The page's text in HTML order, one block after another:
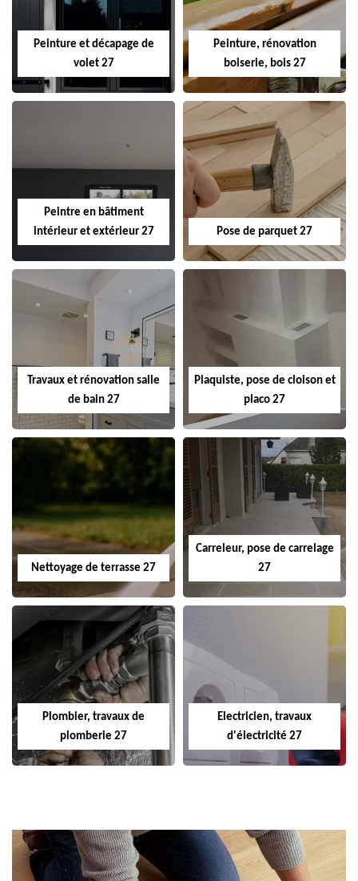
Peinture et décapage de
volet 27
Peinture, rénovation
boiserie, bois 27
Peintre en bâtiment
intérieur et extérieur 27
Pose de parquet 27
Travaux et rénovation salle
de bain 27
Plaquiste, pose de cloison et
placo 27
Nettoyage de terrasse 27
Carreleur, pose de carrelage
27
Plombier, travaux de
plomberie 27
Electricien, travaux
d'électricité 27